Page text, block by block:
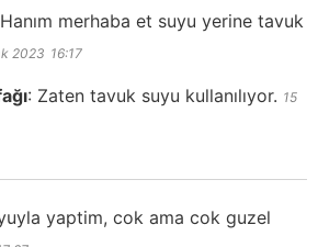
merhaba et suyu yerine tavuk
2023 16:17
: Zaten tavuk suyu kullanılıyor. 15
yaptim, cok ama cok guzel